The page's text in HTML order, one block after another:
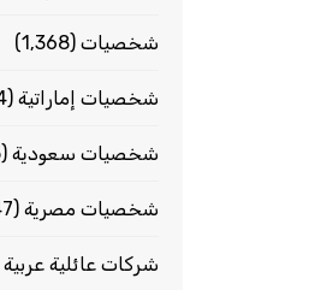
شخصيات (1٬368)
شخصيات إماراتية (14)
شخصيات سعودية (5)
شخصيات مصرية (1٬347)
شركات عائلية عربية